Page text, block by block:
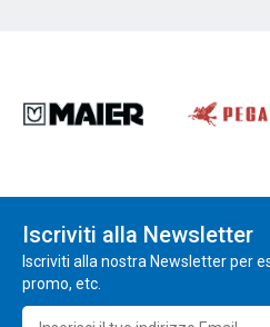
Iscriviti alla Newsletter
Iscriviti alla nostra Newsletter per
promo, etc.